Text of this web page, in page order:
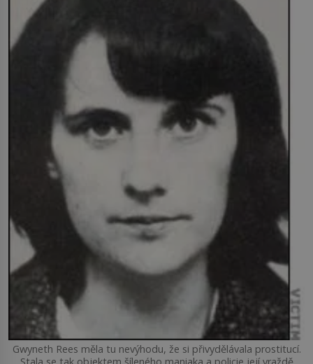
Gwyneth Rees měla tu nevýhodu, že si přivydělávala prostitucí.